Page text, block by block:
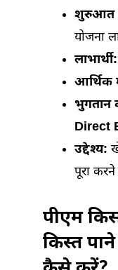
शुरुआत
योजना
लाभार्थी:
आर्थिक
भुगतान
Direct
उद्देश्य:
पूरा
पीएम
किस्त